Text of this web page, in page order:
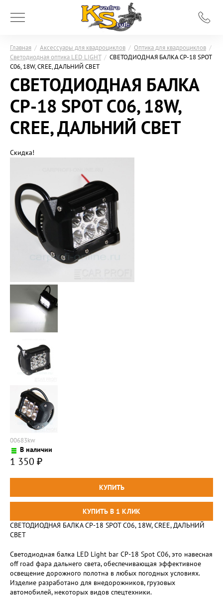
Главная / Аксессуары для квадроциклов / Оптика для квадроциклов /
Светодиодная оптика LED LIGHT / СВЕТОДИОДНАЯ БАЛКА CP-18 SPOT
C06, 18W, CREE, ДАЛЬНИЙ СВЕТ
СВЕТОДИОДНАЯ БАЛКА
CP-18 SPOT C06, 18W,
CREE, ДАЛЬНИЙ СВЕТ
Скидка!
00683kw
В наличии
1 350 ₽
СВЕТОДИОДНАЯ БАЛКА CP-18 SPOT C06, 18W, CREE, ДАЛЬНИЙ
СВЕТ
Светодиодная балка LED Light bar CP-18 Spot C06, это навесная
off road фара дальнего света, обеспечивающая эффективное
освещение дорожного полотна в любых погодных условиях.
Изделие разработано для внедорожников, грузовых
автомобилей, некоторых видов спецтехники.